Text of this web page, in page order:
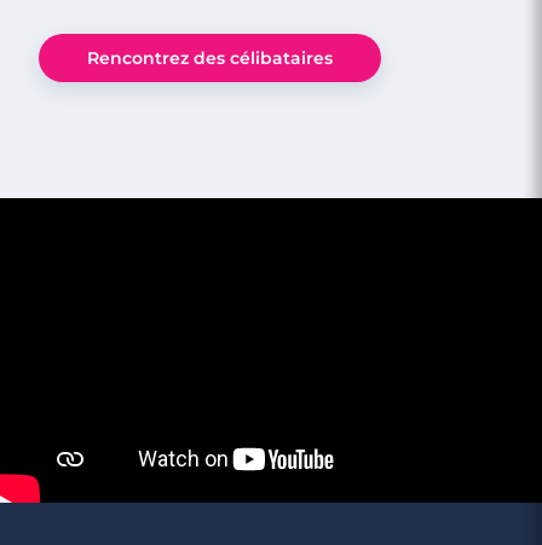
Rencontrez des célibataires